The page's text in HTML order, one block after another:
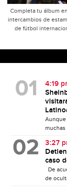
Completa tu álbum
intercambios de
de fútbol
4:19
Aunque
muchas
3:27
caso
De
de